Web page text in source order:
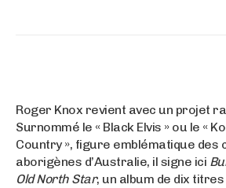
Roger Knox revient avec un projet
Surnommé le « Black Elvis » ou le «
Country », figure emblématique des
aborigènes d’Australie, il signe ici
Old North Star, un album de dix